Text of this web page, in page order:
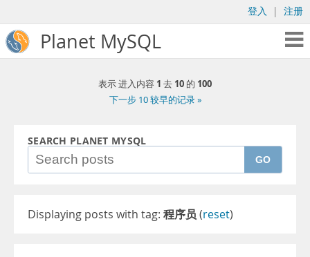
登入 | 注册
Planet MySQL
表示 进入内容 1 去 10 的 100
下一步 10 较早的记录 »
SEARCH PLANET MYSQL
GO
Displaying posts with tag: 程序员 (reset)